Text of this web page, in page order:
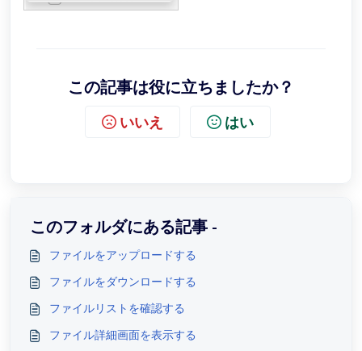
この記事は役に立ちましたか？
いいえ はい
このフォルダにある記事 -
ファイルをアップロードする
ファイルをダウンロードする
ファイルリストを確認する
ファイル詳細画面を表示する